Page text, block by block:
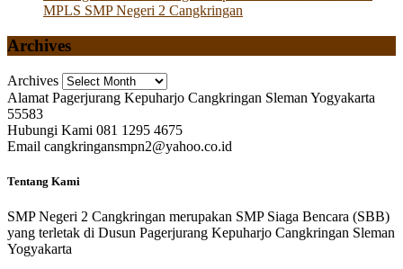
MPLS SMP Negeri 2 Cangkringan
Archives
Archives
Alamat Pagerjurang Kepuharjo Cangkringan Sleman Yogyakarta
55583
Hubungi Kami 081 1295 4675
Email cangkringansmpn2@yahoo.co.id
Tentang Kami
SMP Negeri 2 Cangkringan merupakan SMP Siaga Bencara (SBB)
yang terletak di Dusun Pagerjurang Kepuharjo Cangkringan Sleman
Yogyakarta